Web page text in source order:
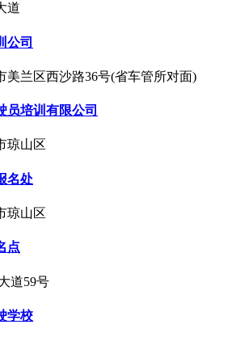
道
公司
美兰区西沙路36号(省车管所对面)
员培训有限公司
琼山区
名处
琼山区
点
道59号
学校